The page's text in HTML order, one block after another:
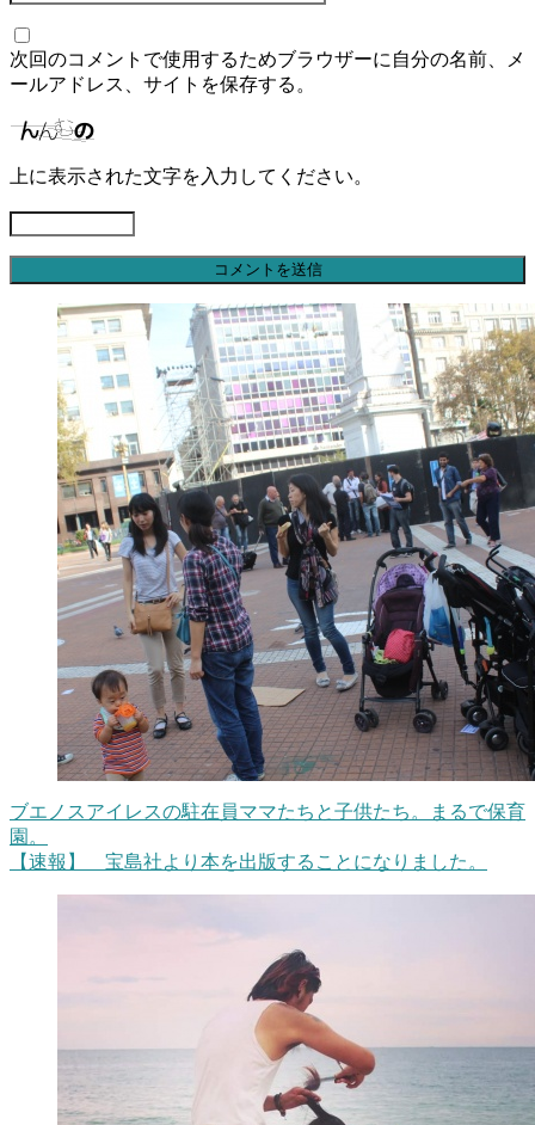
次回のコメントで使用するためブラウザーに自分の名前、メ
ールアドレス、サイトを保存する。
上に表示された文字を入力してください。
ブエノスアイレスの駐在員ママたちと子供たち。まるで保育
園。
【速報】 宝島社より本を出版することになりました。